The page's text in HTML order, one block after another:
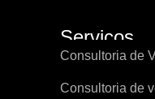
Serviços
Consultoria de
Consultoria de